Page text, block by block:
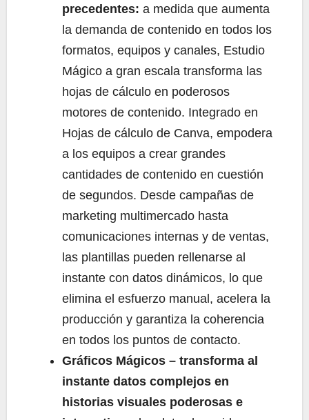
precedentes: a medida que aumenta
la demanda de contenido en todos los
formatos, equipos y canales, Estudio
Mágico a gran escala transforma las
hojas de cálculo en poderosos
motores de contenido. Integrado en
Hojas de cálculo de Canva, empodera
a los equipos a crear grandes
cantidades de contenido en cuestión
de segundos. Desde campañas de
marketing multimercado hasta
comunicaciones internas y de ventas,
las plantillas pueden rellenarse al
instante con datos dinámicos, lo que
elimina el esfuerzo manual, acelera la
producción y garantiza la coherencia
en todos los puntos de contacto.
Gráficos Mágicos – transforma al
instante datos complejos en
historias visuales poderosas e